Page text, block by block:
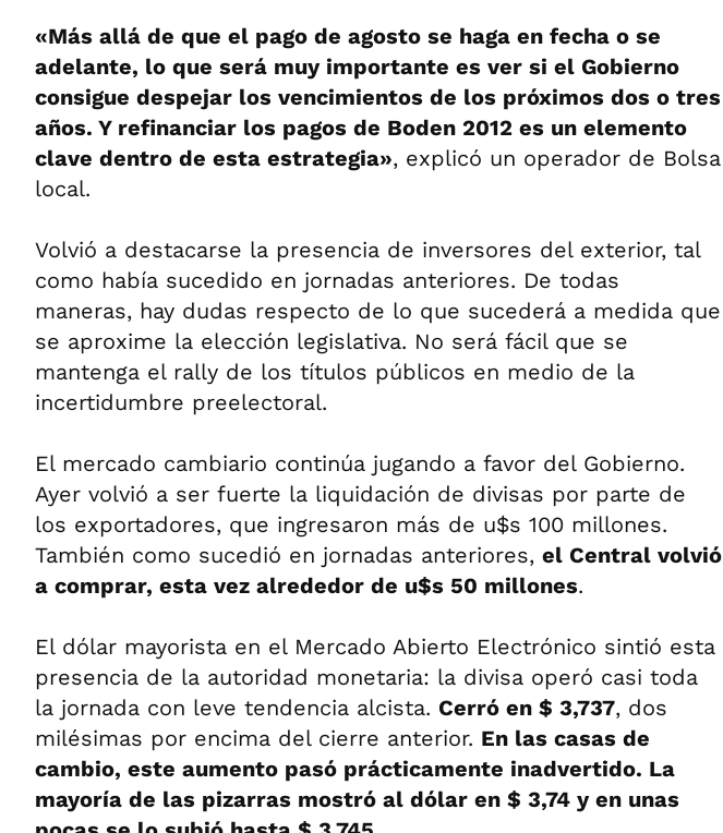
«Más allá de que el pago de agosto se haga en fecha o se
adelante, lo que será muy importante es ver si el Gobierno
consigue despejar los vencimientos de los próximos dos o tres
años. Y refinanciar los pagos de Boden 2012 es un elemento
clave dentro de esta estrategia», explicó un operador de Bolsa
local.
Volvió a destacarse la presencia de inversores del exterior, tal
como había sucedido en jornadas anteriores. De todas
maneras, hay dudas respecto de lo que sucederá a medida que
se aproxime la elección legislativa. No será fácil que se
mantenga el rally de los títulos públicos en medio de la
incertidumbre preelectoral.
El mercado cambiario continúa jugando a favor del Gobierno.
Ayer volvió a ser fuerte la liquidación de divisas por parte de
los exportadores, que ingresaron más de u$s 100 millones.
También como sucedió en jornadas anteriores, el Central volvió
a comprar, esta vez alrededor de u$s 50 millones.
El dólar mayorista en el Mercado Abierto Electrónico sintió esta
presencia de la autoridad monetaria: la divisa operó casi toda
la jornada con leve tendencia alcista. Cerró en $ 3,737, dos
milésimas por encima del cierre anterior. En las casas de
cambio, este aumento pasó prácticamente inadvertido. La
mayoría de las pizarras mostró al dólar en $ 3,74 y en unas